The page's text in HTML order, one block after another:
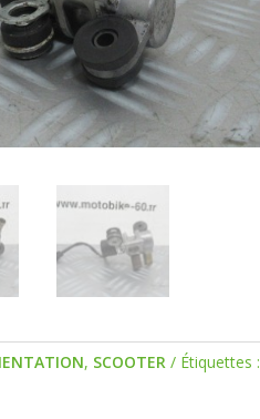
, SCOOTER Étiquettes :